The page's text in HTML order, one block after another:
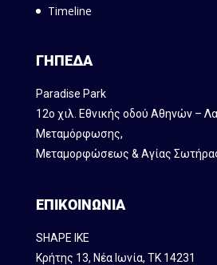
Timeline
ΓΗΠΕΔΑ
Paradise Park
12ο χιλ. Εθνικής οδού Αθηνών –
Mεταμόρφωσης,
Μεταμορφώσεως & Αγίας
ΕΠΙΚΟΙΝΩΝΙΑ
SHAPE IKE
Κρήτης 13, Νέα Ιωνία, ΤΚ 14231